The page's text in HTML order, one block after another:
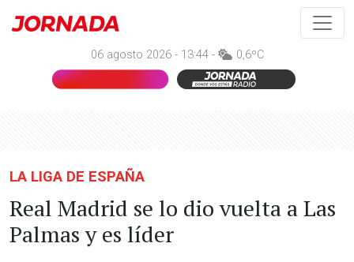
06 agosto 2026 - 13:44 - 0,6ºC
LA LIGA DE ESPAÑA
Real Madrid se lo dio vuelta a Las
Palmas y es líder